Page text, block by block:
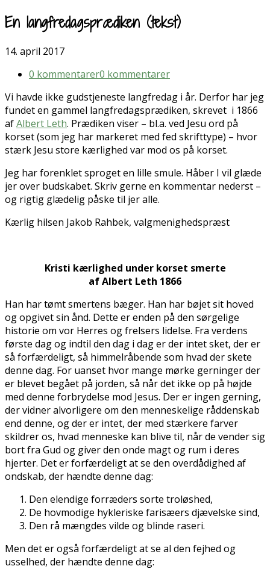
En langfredagsprædiken (tekst)
14. april 2017
0 kommentarer0 kommentarer
Vi havde ikke gudstjeneste langfredag i år. Derfor har jeg
fundet en gammel langfredagsprædiken, skrevet i 1866
afAlbert Leth. Prædiken viser – bl.a. ved Jesu ord på
korset (som jeg har markeret med fed skrifttype) – hvor
stærk Jesu store kærlighed var mod os på korset.
Jeg har forenklet sproget en lille smule. Håber I vil glæde
jer over budskabet. Skriv gerne en kommentar nederst –
og rigtig glædelig påske til jer alle.
Kærlig hilsen Jakob Rahbek, valgmenighedspræst
Kristi kærlighed under korset smerte
af Albert Leth 1866
Han har tømt smertens bæger. Han har bøjet sit hoved
og opgivet sin ånd. Dette er enden på den sørgelige
historie om vor Herres og frelsers lidelse. Fra verdens
første dag og indtil den dag i dag er der intet sket, der er
så forfærdeligt, så himmelråbende som hvad der skete
denne dag. For uanset hvor mange mørke gerninger der
er blevet begået på jorden, så når det ikke op på højde
med denne forbrydelse mod Jesus. Der er ingen gerning,
der vidner alvorligere om den menneskelige råddenskab
end denne, og der er intet, der med stærkere farver
skildrer os, hvad menneske kan blive til, når de vender sig
bort fra Gud og giver den onde magt og rum i deres
hjerter. Det er forfærdeligt at se den overdådighed af
ondskab, der hændte denne dag:
Den elendige forræders sorte troløshed,
De hovmodige hykleriske farisæers djævelske sind,
Den rå mængdes vilde og blinde raseri.
Men det er også forfærdeligt at se al den fejhed og
usselhed, der hændte denne dag: